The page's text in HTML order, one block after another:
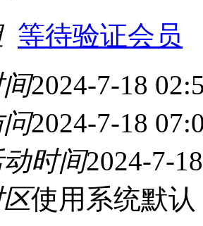
等待验证会员
2024-7-18
2024-7-18
动时间2024-7-
使用系统默认